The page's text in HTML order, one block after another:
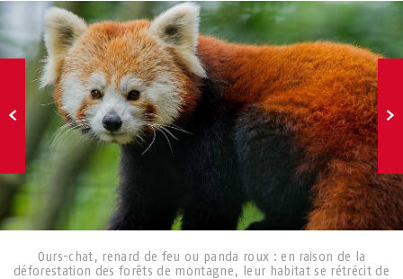
Ours-chat, renard de feu ou panda roux : en raison de la
déforestation des forêts de montagne, leur habitat se rétrécit de